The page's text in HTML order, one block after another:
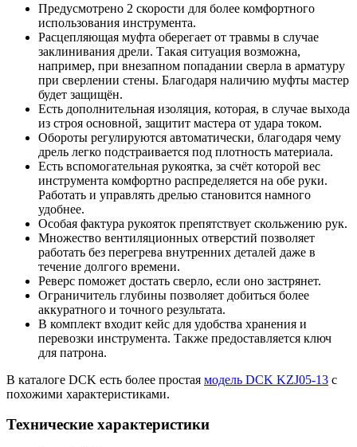
Предусмотрено 2 скорости для более комфортного
использования инструмента.
Расцепляющая муфта оберегает от травмы в случае
заклинивания дрели. Такая ситуация возможна,
например, при внезапном попадании сверла в арматуру
при сверлении стены. Благодаря наличию муфты мастер
будет защищён.
Есть дополнительная изоляция, которая, в случае выхода
из строя основной, защитит мастера от удара током.
Обороты регулируются автоматически, благодаря чему
дрель легко подстраивается под плотность материала.
Есть вспомогательная рукоятка, за счёт которой вес
инструмента комфортно распределяется на обе руки.
Работать и управлять дрелью становится намного
удобнее.
Особая фактура рукояток препятствует скольжению рук.
Множество вентиляционных отверстий позволяет
работать без перегрева внутренних деталей даже в
течение долгого времени.
Реверс поможет достать сверло, если оно застрянет.
Ограничитель глубины позволяет добиться более
аккуратного и точного результата.
В комплект входит кейс для удобства хранения и
перевозки инструмента. Также предоставляется ключ
для патрона.
В каталоге DCK есть более простая модель DCK KZJ05-13 с
похожими характеристиками.
Технические характеристики